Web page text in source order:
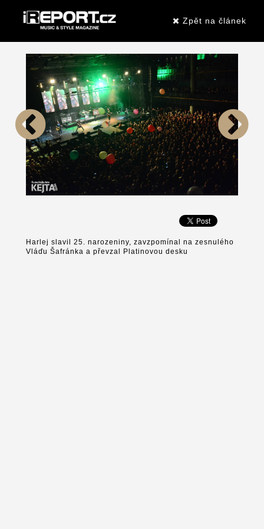
Zpět na článek
Harlej slavil 25. narozeniny, zavzpomínal na zesnulého
Vláďu Šafránka a převzal Platinovou desku